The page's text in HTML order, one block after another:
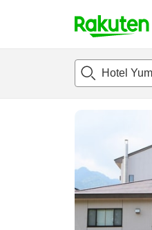
t
p
s
a
แนะนำที่พักห้องพั